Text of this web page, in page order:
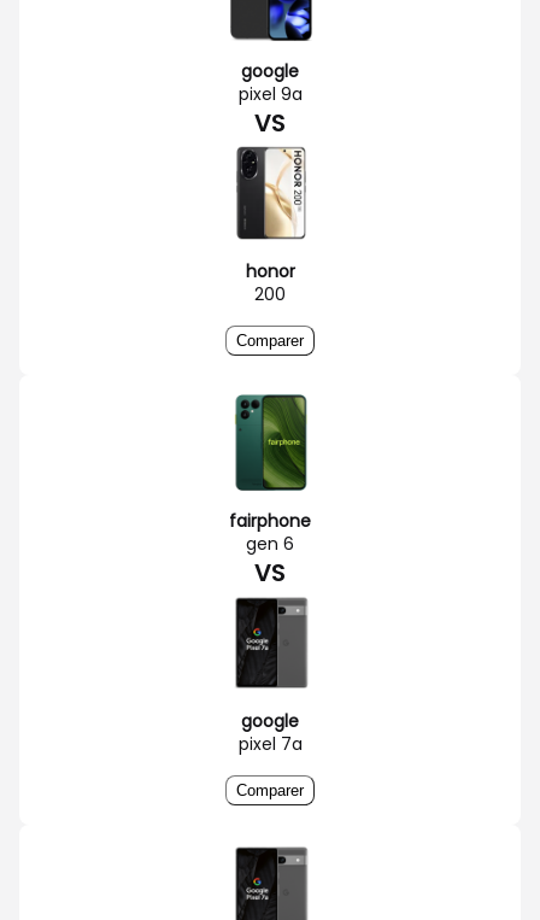
google
pixel 9a
VS
honor
200
Comparer
fairphone
gen 6
VS
google
pixel 7a
Comparer